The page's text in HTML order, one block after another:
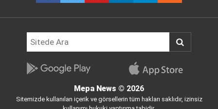
Mepa News © 2026
Sitemizde kullanılan içerik ve görsellerin tüm hakları saklıdır, izinsiz